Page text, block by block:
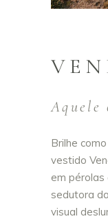
Aquele
Brilhe
vestido
em pérolas
sedutora
visual